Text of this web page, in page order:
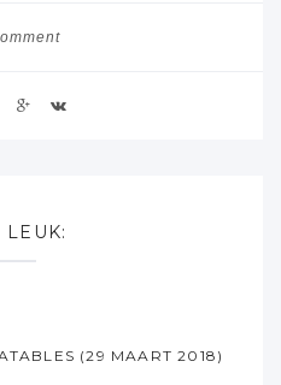
LEUK:
(29 MAART 2018)